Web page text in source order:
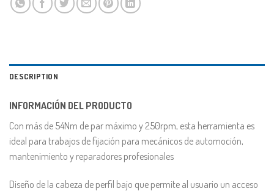
DESCRIPTION
INFORMACIÓN DEL PRODUCTO
Con más de 54Nm de par máximo y 250rpm, esta herramienta es
ideal para trabajos de fijación para mecánicos de automoción,
mantenimiento y reparadores profesionales
Diseño de la cabeza de perfil bajo que permite al usuario un acceso